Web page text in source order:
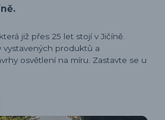
již přes 25 let stojí v Jičíně.
vystavených produktů a
osvětlení na míru. Zastavte se u